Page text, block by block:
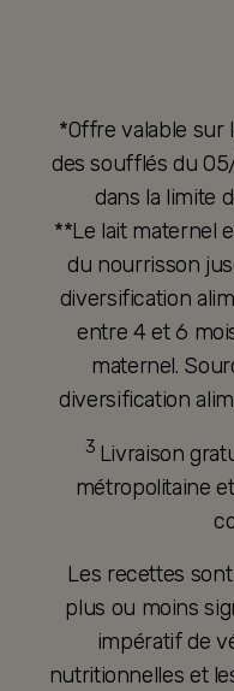
*Offre valable sur
des soufflés du
dans la limite
**Le lait maternel
du nourrisson
diversification
entre 4 et 6
maternel.
diversification
3 Livraison
métropolitaine
Les recettes
plus ou moins
impératif de
nutritionnelles et